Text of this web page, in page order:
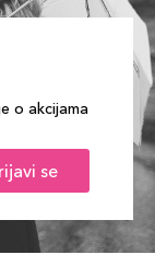
o akcijama
se